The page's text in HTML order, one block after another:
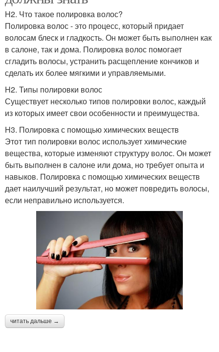
H2. Что такое полировка волос?
Полировка волос - это процесс, который придает
волосам блеск и гладкость. Он может быть выполнен как
в салоне, так и дома. Полировка волос помогает
сгладить волосы, устранить расщепление кончиков и
сделать их более мягкими и управляемыми.
H2. Типы полировки волос
Существует несколько типов полировки волос, каждый
из которых имеет свои особенности и преимущества.
H3. Полировка с помощью химических веществ
Этот тип полировки волос использует химические
вещества, которые изменяют структуру волос. Он может
быть выполнен в салоне или дома, но требует опыта и
навыков. Полировка с помощью химических веществ
дает наилучший результат, но может повредить волосы,
если неправильно используется.
читать дальше →